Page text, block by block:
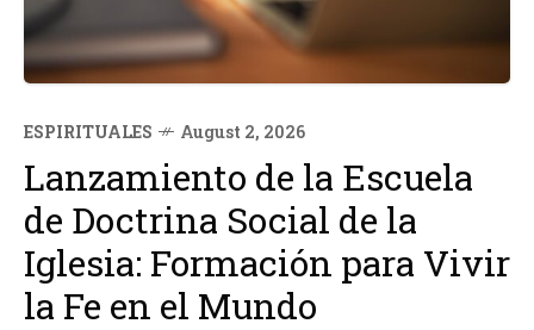
ESPIRITUALES August 2, 2026
Lanzamiento de la Escuela
de Doctrina Social de la
Iglesia: Formación para Vivir
la Fe en el Mundo